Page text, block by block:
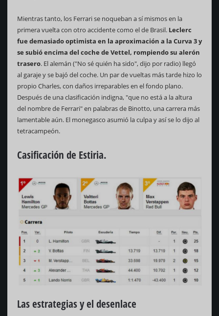
Mientras tanto, los Ferrari se noqueban a sí mismos en la
primera vuelta con otro accidente como el de Brasil. Leclerc
fue demasiado optimista en la aproximación a la Curva 3 y
se subió encima del coche de Vettel, rompiendo su alerón
trasero. El alemán ("No sé quién ha sido", dijo por radio) llegó
al garaje y se bajó del coche. Un par de vueltas más tarde hizo lo
propio Charles, con daños irreparables en el fondo plano.
Después de una clasificación indigna, "que no está a la altura
del nombre de Ferrari" en palabras de Binotto, una carrera más
lamentable aún. El monegasco asumió la culpa y así se lo dijo al
tetracampeón.
Casificación de Estiria.
Las estrategias y el desenlace